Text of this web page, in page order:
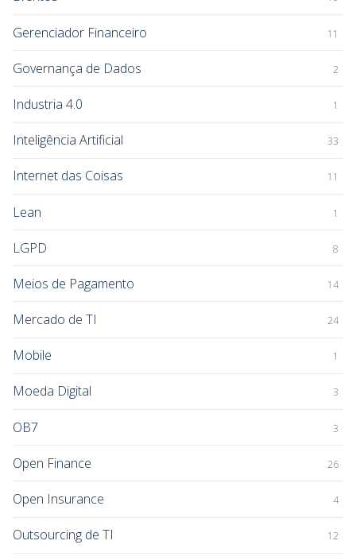
Gerenciador Financeiro 11
Governança de Dados 2
Industria 4.0 1
Inteligência Artificial 33
Internet das Coisas 11
Lean 1
LGPD 8
Meios de Pagamento 14
Mercado de TI 24
Mobile 1
Moeda Digital 3
OB7 3
Open Finance 26
Open Insurance 4
Outsourcing de TI 12